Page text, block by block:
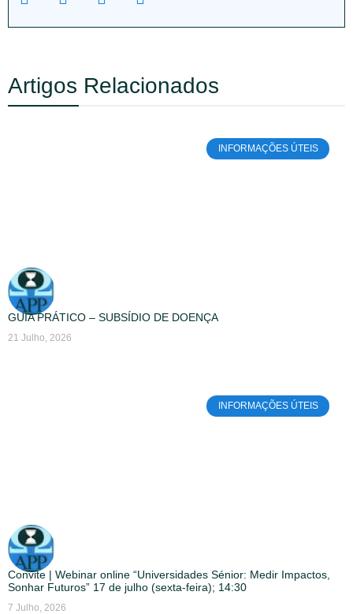
Artigos Relacionados
INFORMAÇÕES ÚTEIS
GUIA PRÁTICO – SUBSÍDIO DE DOENÇA
21 Julho, 2026
INFORMAÇÕES ÚTEIS
Convite | Webinar online “Universidades Sénior: Medir Impactos,
Sonhar Futuros” 17 de julho (sexta-feira); 14:30
7 Julho, 2026